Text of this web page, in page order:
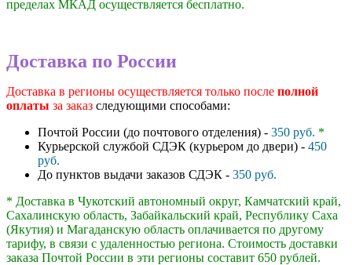
пределах МКАД осуществляется бесплатно.
Доставка по России
Доставка в регионы осуществляется только после полной
оплаты за заказ следующими способами:
Почтой России (до почтового отделения) - 350 руб. *
Курьерской службой СДЭК (курьером до двери) - 450
руб.
До пунктов выдачи заказов СДЭК - 350 руб.
* Доставка в Чукотский автономный округ, Камчатский край,
Сахалинскую область, Забайкальский край, Республику Саха
(Якутия) и Магаданскую область оплачивается по другому
тарифу, в связи с удаленностью региона. Стоимость доставки
заказа Почтой России в эти регионы составит 650 рублей.